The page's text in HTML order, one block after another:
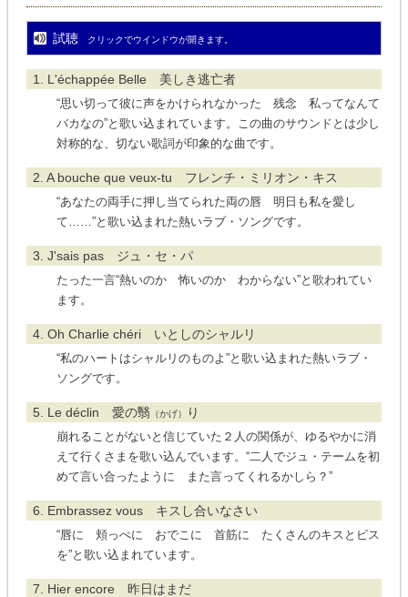
試聴 クリックでウインドウが開きます。
1. L'échappée Belle 美しき逃亡者
“思い切って彼に声をかけられなかった 残念 私ってなんて
バカなの”と歌い込まれています。この曲のサウンドとは少し
対称的な、切ない歌詞が印象的な曲です。
2. A bouche que veux-tu フレンチ・ミリオン・キス
“あなたの両手に押し当てられた両の唇 明日も私を愛し
て……”と歌い込まれた熱いラブ・ソングです。
3. J'sais pas ジュ・セ・パ
たった一言“熱いのか 怖いのか わからない”と歌われてい
ます。
4. Oh Charlie chéri いとしのシャルリ
“私のハートはシャルリのものよ”と歌い込まれた熱いラブ・
ソングです。
5. Le déclin 愛の翳 （かげ） り
崩れることがないと信じていた２人の関係が、ゆるやかに消
えて行くさまを歌い込んでいます。“二人でジュ・テームを初
めて言い合ったように また言ってくれるかしら？”
6. Embrassez vous キスし合いなさい
“唇に 頬っぺに おでこに 首筋に たくさんのキスとビス
を”と歌い込まれています。
7. Hier encore 昨日はまだ